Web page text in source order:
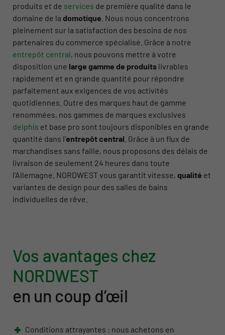
produits et de services de première qualité dans le
domaine de la domotique . Nous nous concentrons
pleinement sur la satisfaction des besoins de nos
partenaires du commerce spécialisé. Grâce à notre
entrepôt central, nous pouvons mettre à votre
disposition une large gamme de produits livrables
rapidement et en grande quantité pour répondre
parfaitement aux exigences de vos activités
quotidiennes. Outre des marques haut de gamme
renommées, nos gammes de marques exclusives
delphis et base pro sont toujours disponibles en grande
quantité dans l’entrepôt central . Grâce à un flux de
marchandises sans faille, nous proposons des délais de
livraison de seulement 24 heures dans toute
l’Allemagne. NORDWEST vous garantit vitesse, qualité et
variantes de design pour des salles de bains
individuelles de rêve.
Vos avantages chez
NORDWEST
en un coup d’œil
Conditions attrayantes : nous achetons en